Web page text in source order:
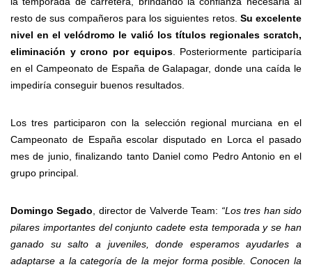
resto de sus compañeros para los siguientes retos. Su excelente
nivel en el velódromo le valió los títulos regionales scratch,
eliminación y crono por equipos. Posteriormente participaría
en el Campeonato de España de Galapagar, donde una caída le
impediría conseguir buenos resultados.
Los tres participaron con la selección regional murciana en el
Campeonato de España escolar disputado en Lorca el pasado
mes de junio, finalizando tanto Daniel como Pedro Antonio en el
grupo principal.
Domingo Segado , director de Valverde Team: “Los tres han sido
pilares importantes del conjunto cadete esta temporada y se han
ganado su salto a juveniles, donde esperamos ayudarles a
adaptarse a la categoría de la mejor forma posible. Conocen la